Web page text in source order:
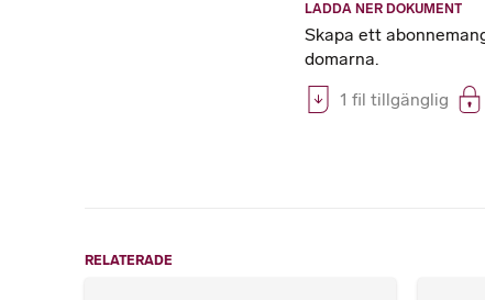
LADDA NER DOKUMENT
Skapa ett
domarna.
1 fil tillgänglig
RELATERADE